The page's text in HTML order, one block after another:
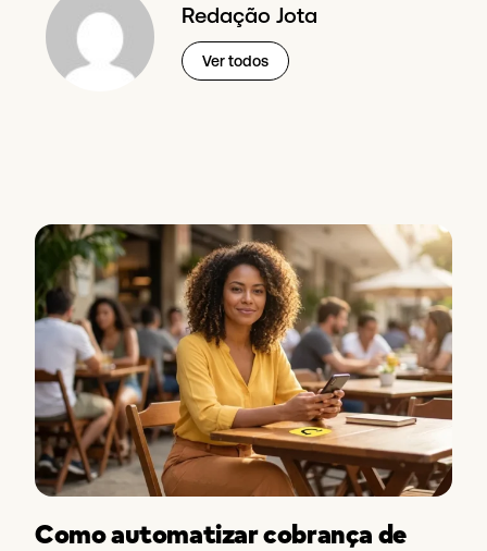
Redação Jota
Ver todos
Como automatizar cobrança de